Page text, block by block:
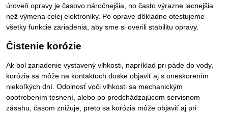
úroveň opravy je časovo náročnejšia, no často výrazne lacnejšia
než výmena celej elektroniky. Po oprave dôkladne otestujeme
všetky funkcie zariadenia, aby sme si overili stabilitu opravy.
Čistenie korózie
Ak bol zariadenie vystavený vlhkosti, napríklad pri páde do vody,
korózia sa môže na kontaktoch doske objaviť aj s oneskorením
niekoľkých dní. Odolnosť voči vlhkosti sa mechanickým
opotrebením tesnení, alebo po predchádzajúcom servisnom
zásahu, časom znižuje, preto sa korózia môže objaviť aj pri